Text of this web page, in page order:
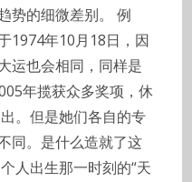
势的细微差别。 例
1974年10月18日，因
运也会相同，同样是
年揽获众多奖项，休
。但是她们各自的专
同。是什么造就了这
人出生那一时刻的“天